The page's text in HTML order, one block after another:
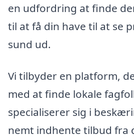
en udfordring at finde
til at få din have til at se
sund ud.
Vi tilbyder en platform,
med at finde lokale
specialiserer sig i
nemt indhente tilbud fra